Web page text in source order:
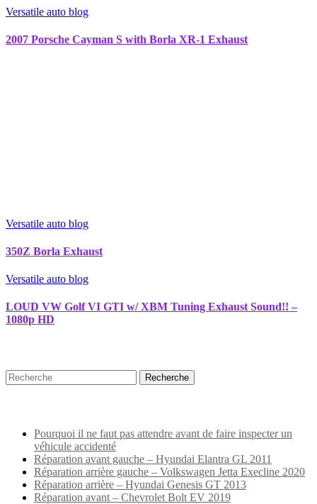
Versatile auto blog
2007 Porsche Cayman S with Borla XR-1 Exhaust
Versatile auto blog
350Z Borla Exhaust
Versatile auto blog
LOUD VW Golf VI GTI w/ XBM Tuning Exhaust Sound!! –
1080p HD
Pourquoi il ne faut pas attendre avant de faire inspecter un
véhicule accidenté
Réparation avant gauche – Hyundai Elantra GL 2011
Réparation arrière gauche – Volkswagen Jetta Execline 2020
Réparation arrière – Hyundai Genesis GT 2013
Réparation avant – Chevrolet Bolt EV 2019